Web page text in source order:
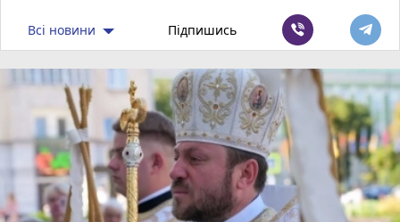
Всі новини Підпишись